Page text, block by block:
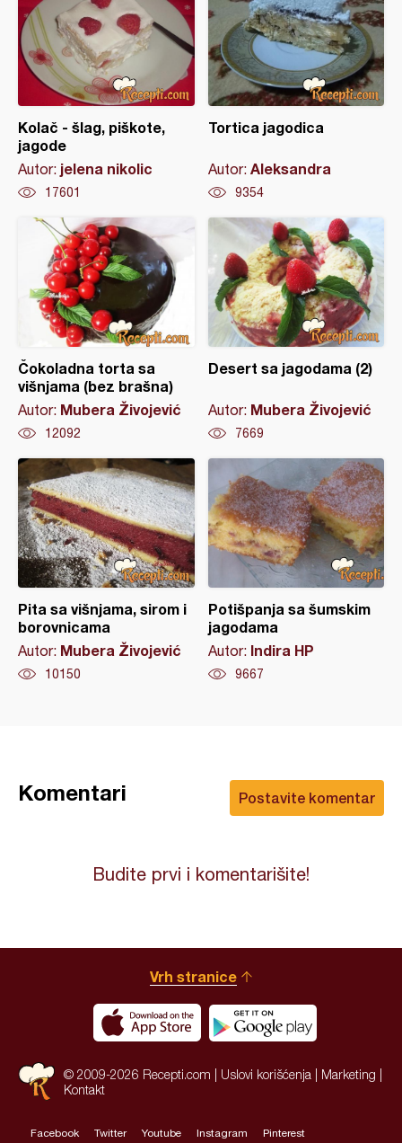
Kolač - šlag, piškote,
jagode
Autor: jelena nikolic
17601
Tortica jagodica
Autor: Aleksandra
9354
Čokoladna torta sa
višnjama (bez brašna)
Autor: Mubera Živojević
12092
Desert sa jagodama (2)
Autor: Mubera Živojević
7669
Pita sa višnjama, sirom i
borovnicama
Autor: Mubera Živojević
10150
Potišpanja sa šumskim
jagodama
Autor: Indira HP
9667
Postavite komentar
Komentari
Budite prvi i komentarišite!
Vrh stranice
© 2009-2026 Recepti.com | Uslovi korišćenja Marketing
Kontakt
Facebook Twitter Youtube Instagram Pinterest